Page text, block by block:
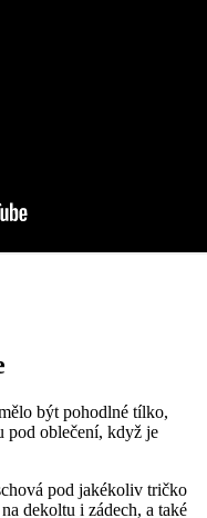
být pohodlné tílko,
oblečení, když je
pod jakékoliv tričko
dekoltu i zádech, a také
se netočí a neškrtí,